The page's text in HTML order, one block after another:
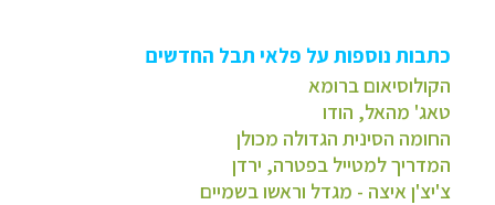
כתבות נוספות על פלאי תבל החדשים
הקולוסיאום ברומא
טאג' מהאל, הודו
החומה הסינית הגדולה מכולן
המדריך למטייל בפטרה, ירדן
צ'יצ'ן איצה - מגדל וראשו בשמיים